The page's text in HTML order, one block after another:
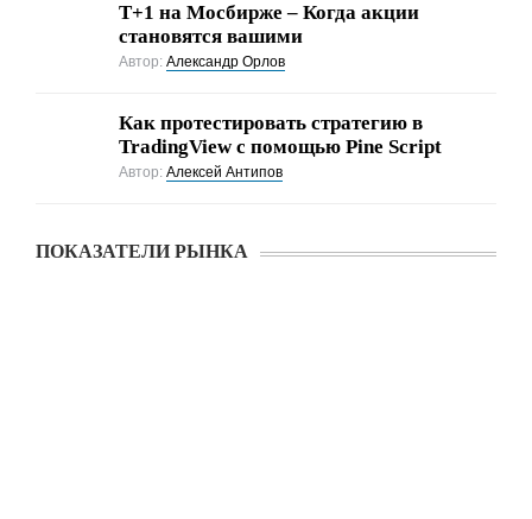
Т+1 на Мосбирже – Когда акции
становятся вашими
Автор:Александр Орлов
Как протестировать стратегию в
TradingView с помощью Pine Script
Автор:Алексей Антипов
ПОКАЗАТЕЛИ РЫНКА